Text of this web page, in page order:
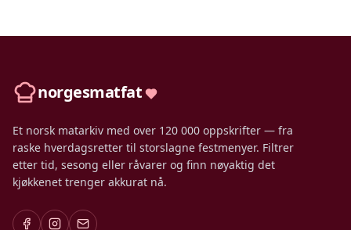
norgesmatfat
Et norsk matarkiv med over 120 000 oppskrifter — fra
raske hverdagsretter til storslagne festmenyer. Filtrer
etter tid, sesong eller råvarer og finn nøyaktig det
kjøkkenet trenger akkurat nå.